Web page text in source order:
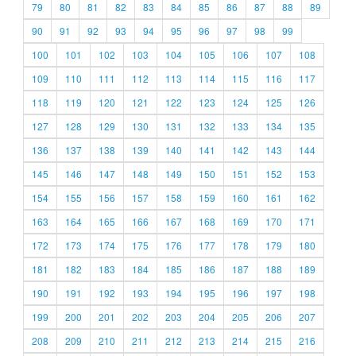
79
80 81 82 83 84 85 86 87 88
89
90
91 92 93 94 95 96 97 98
99
100
101 102 103 104 105 106 107
108
109
110 111 112 113 114 115 116
117
118
119 120 121 122 123 124 125
126
127
128 129 130 131 132 133 134
135
136
137 138 139 140 141 142 143
144
145
146 147 148 149 150 151 152
153
154
155 156 157 158 159 160 161
162
163
164 165 166 167 168 169 170
171
172
173 174 175 176 177 178 179
180
181
182 183 184 185 186 187 188
189
190
191 192 193 194 195 196 197
198
199
200 201 202 203 204 205 206
207
208
209 210 211 212 213 214 215
216